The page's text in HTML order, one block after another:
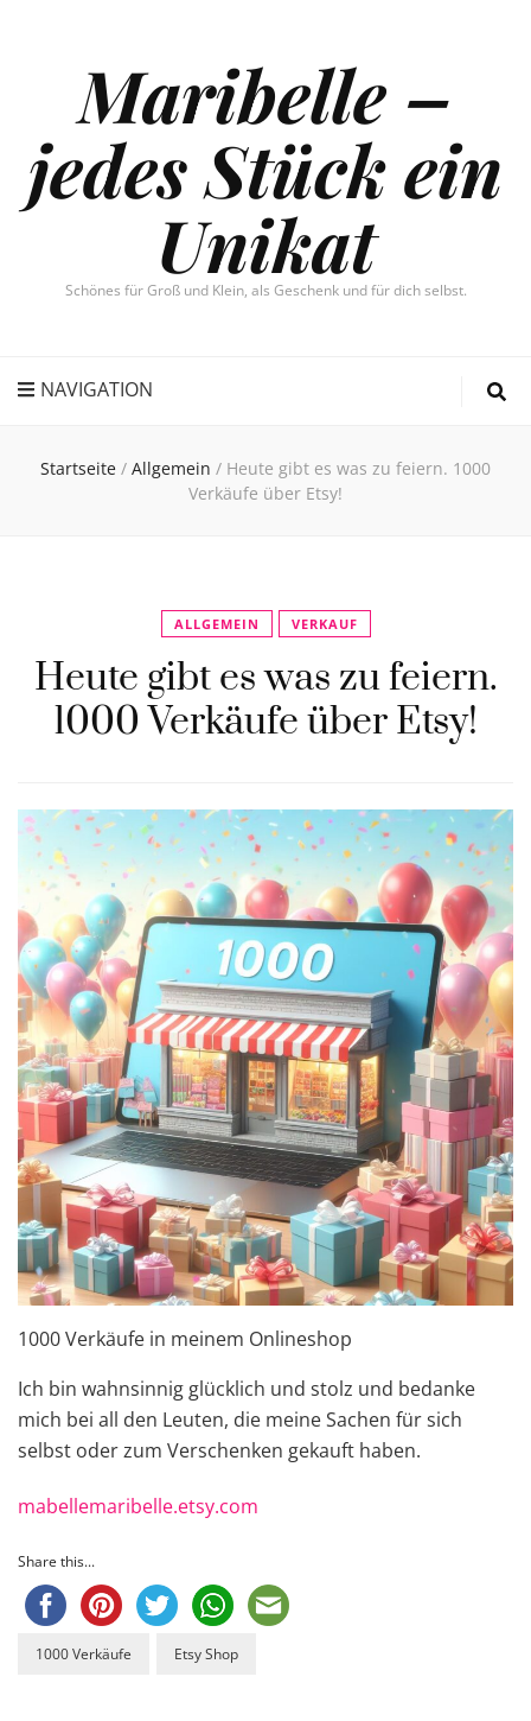
Maribelle –
jedes Stück ein
Unikat
Schönes für Groß und Klein, als Geschenk und für dich selbst.
NAVIGATION
Startseite / Allgemein / Heute gibt es was zu feiern. 1000
Verkäufe über Etsy!
ALLGEMEIN VERKAUF
Heute gibt es was zu feiern.
1000 Verkäufe über Etsy!
1000 Verkäufe in meinem Onlineshop
Ich bin wahnsinnig glücklich und stolz und bedanke
mich bei all den Leuten, die meine Sachen für sich
selbst oder zum Verschenken gekauft haben.
mabellemaribelle.etsy.com
Share this...
1000 Verkäufe Etsy Shop